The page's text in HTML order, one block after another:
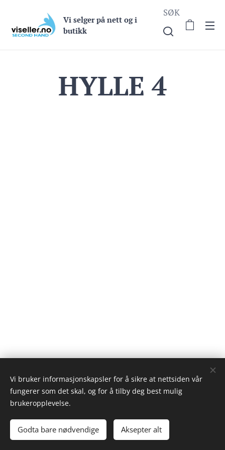
Vi selger på nett og i
butikk
SØK
HYLLE 4
© 2023 Alle rettigheter forbeholdt
Webnode Informasjonskapsler
Vi bruker informasjonskapsler for å sikre at nettsiden vår
fungerer som det skal, og for å tilby deg best mulig
brukeropplevelse.
Godta bare nødvendige Aksepter alt